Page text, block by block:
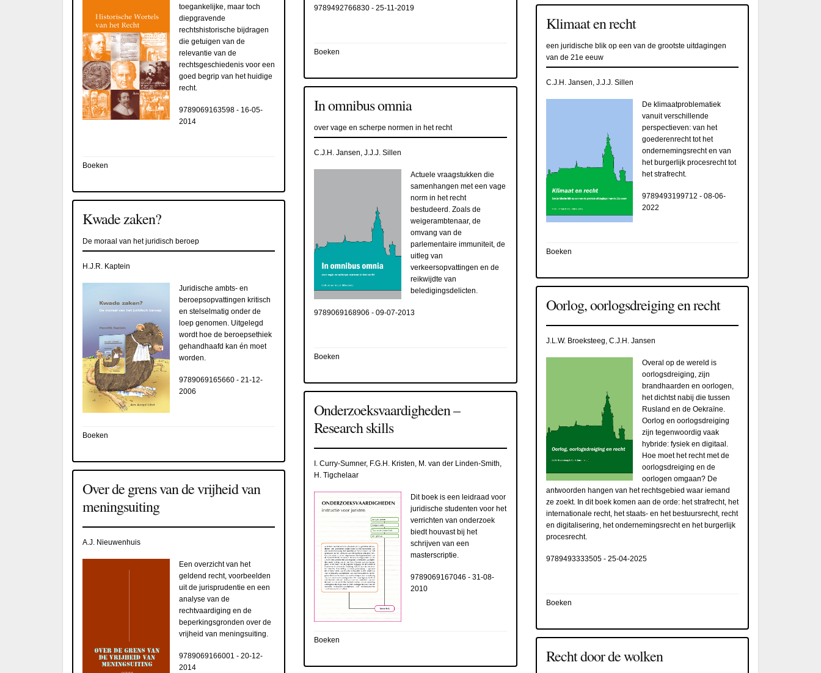
toegankelijke, maar toch
diepgravende
rechtshistorische bijdragen
die getuigen van de
relevantie van de
rechtsgeschiedenis voor een
goed begrip van het huidige
recht.
9789069163598- 16-05-
2014
Boeken
Kwade zaken?
De moraal van het juridisch beroep
H.J.R. Kaptein
Juridische ambts- en
beroepsopvattingen kritisch
en stelselmatig onder de
loep genomen. Uitgelegd
wordt hoe de beroepsethiek
gehandhaafd kan én moet
worden.
9789069165660- 21-12-
2006
Boeken
Over de grens van de vrijheid van
meningsuiting
A.J. Nieuwenhuis
Een overzicht van het
geldend recht, voorbeelden
uit de jurisprudentie en een
analyse van de
rechtvaardiging en de
beperkingsgronden over de
vrijheid van meningsuiting.
9789069166001 - 20-12-
2014
9789492766830 -25-11-2019
Boeken
In omnibus omnia
over vage en scherpe normen in het recht
C.J.H. Jansen, J.J.J. Sillen
Actuele vraagstukken die
samenhangen met een vage
norm in het recht
bestudeerd. Zoals de
weigerambtenaar, de
omvang van de
parlementaire immuniteit, de
uitleg van
verkeersopvattingen en de
reikwijdte van
beledigingsdelicten.
9789069168906 -09-07-2013
Boeken
Onderzoeksvaardigheden –
Research skills
I. Curry-Sumner, F.G.H. Kristen, M. van der Linden-Smith,
H. Tigchelaar
Dit boek is een leidraad voor
juridische studenten voor het
verrichten van onderzoek
biedt houvast bij het
schrijven van een
masterscriptie.
9789069167046 - 31-08-
2010
Boeken
Klimaat en recht
een juridische blik op een van de grootste uitdagingen
van de 21e eeuw
C.J.H. Jansen, J.J.J. Sillen
De klimaatproblematiek
vanuit verschillende
perspectieven: van het
goederenrecht tot het
ondernemingsrecht en van
het burgerlijk procesrecht tot
het strafrecht.
9789493199712 -08-06-
2022
Boeken
Oorlog, oorlogsdreiging en recht
J.L.W. Broeksteeg, C.J.H. Jansen
Overal op de wereld is
oorlogsdreiging, zijn
brandhaarden en oorlogen,
het dichtst nabij die tussen
Rusland en de Oekraïne.
Oorlog en oorlogsdreiging
zijn tegenwoordig vaak
hybride: fysiek en digitaal.
Hoe moet het recht met de
oorlogsdreiging en de
oorlogen omgaan? De
antwoorden hangen van het rechtsgebied waar iemand
ze zoekt. In dit boek komen aan de orde: het strafrecht, het
internationale recht, het staats- en het bestuursrecht, recht
en digitalisering, het ondernemingsrecht en het burgerlijk
procesrecht.
9789493333505- 25-04-2025
Boeken
Recht door de wolken